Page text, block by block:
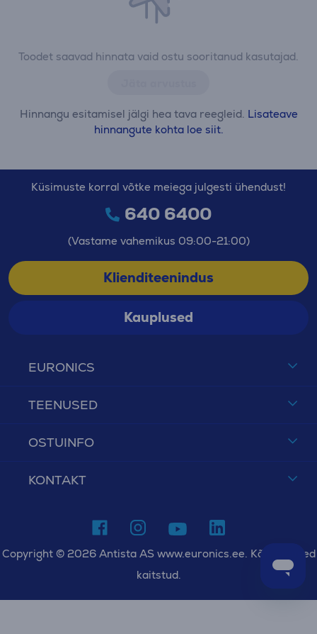
Toodet saavad hinnata vaid ostu sooritanud kasutajad.
Hinnangu esitamisel jälgi hea tava reegleid. Lisateave
hinnangute kohta loe siit.
EURONICS
TEENUSED
OSTUINFO
KONTAKT
Küsimuste korral võtke meiega julgesti ühendust!
640 6400
(Vastame vahemikus 09:00-21:00)
Klienditeenindus
Kauplused
Copyright © 2026 Antista AS www.euronics.ee. Kõik õigused
kaitstud.